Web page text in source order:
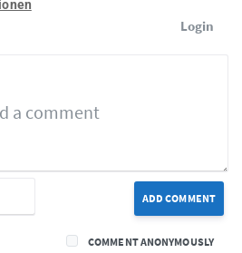
Login
ADD COMMENT
COMMENT ANONYMOUSLY